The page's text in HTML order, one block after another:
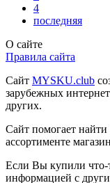
4
последняя
О сайте
Правила сайта
Сайт MYSKU.club
зарубежных
других.
Сайт помогает
ассортименте
Если Вы купили что-
информацией с